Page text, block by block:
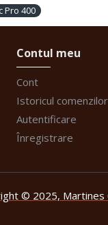
Pro 400
Contul meu
Cont
Istoricul comenzilor
Autentificare
Înregistrare
© 2025,